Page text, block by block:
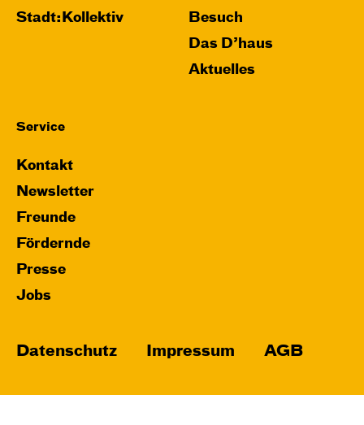
Stadt:Kollektiv
Besuch
Das D’haus
Aktuelles
Service
Kontakt
Newsletter
Freunde
Fördernde
Presse
Jobs
Datenschutz Impressum AGB